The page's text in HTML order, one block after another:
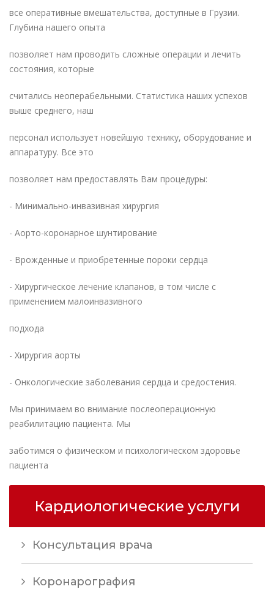
все оперативные вмешательства, доступные в Грузии.
Глубина нашего опыта
позволяет нам проводить сложные операции и лечить
состояния, которые
считались неоперабельными. Статистика наших успехов
выше среднего, наш
персонал использует новейшую технику, оборудование и
аппаратуру. Все это
позволяет нам предоставлять Вам процедуры:
- Минимально-инвазивная хирургия
- Аорто-коронарное шунтирование
- Врожденные и приобретенные пороки сердца
- Хирургическое лечение клапанов, в том числе с
применением малоинвазивного
подхода
- Хирургия аорты
- Онкологические заболевания сердца и средостения.
Мы принимаем во внимание послеоперационную
реабилитацию пациента. Мы
заботимся о физическом и психологическом здоровье
пациента
Кардиологические услуги
Консультация врача
Коронарография